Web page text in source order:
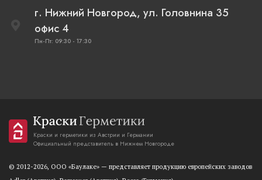
г. Нижний Новгород, ул. Головнина 35
офис 4
Пн-Пт: 09:30 - 17:30
Краски и герметики из Австрии и Германии
Официальный представитель в Нижнем Новгороде
© 2012-2026, OOO «Баулаке» — представляет продукцию европейских заводов